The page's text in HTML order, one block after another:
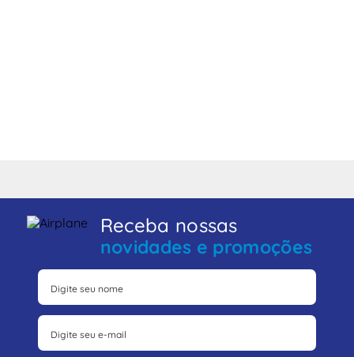
Receba nossas
novidades e promoções